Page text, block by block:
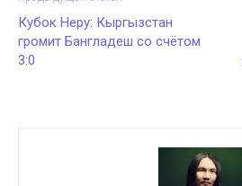
Кубок Неру: Кыргызстан
громит Бангладеш со счётом
3:0